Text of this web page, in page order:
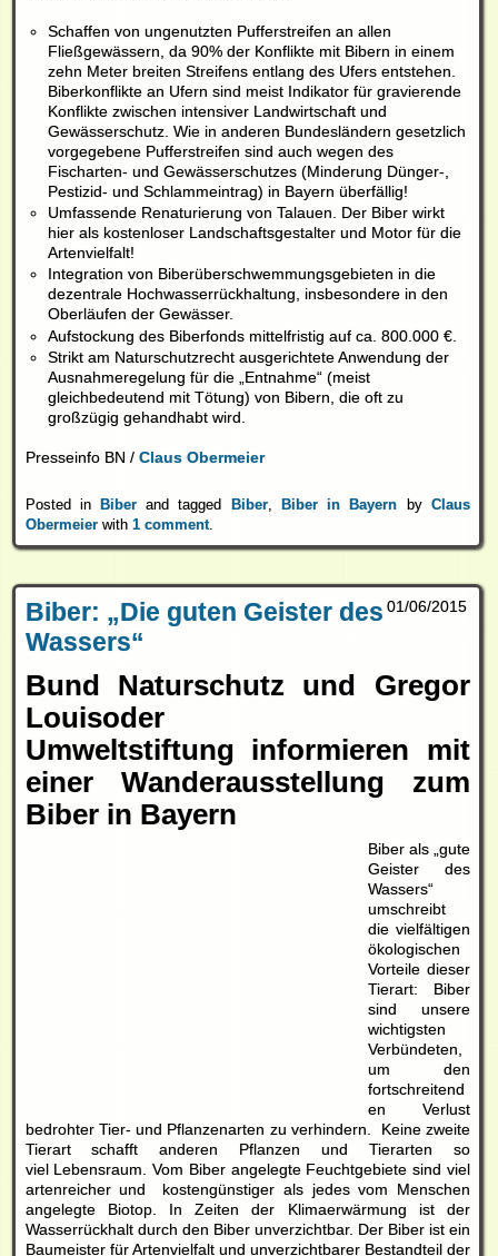
Schaffen von ungenutzten Pufferstreifen an allen
Fließgewässern, da 90% der Konflikte mit Bibern in einem
zehn Meter breiten Streifens entlang des Ufers entstehen.
Biberkonflikte an Ufern sind meist Indikator für gravierende
Konflikte zwischen intensiver Landwirtschaft und
Gewässerschutz. Wie in anderen Bundesländern gesetzlich
vorgegebene Pufferstreifen sind auch wegen des
Fischarten- und Gewässerschutzes (Minderung Dünger-,
Pestizid- und Schlammeintrag) in Bayern überfällig!
Umfassende Renaturierung von Talauen. Der Biber wirkt
hier als kostenloser Landschaftsgestalter und Motor für die
Artenvielfalt!
Integration von Biberüberschwemmungsgebieten in die
dezentrale Hochwasserrückhaltung, insbesondere in den
Oberläufen der Gewässer.
Aufstockung des Biberfonds mittelfristig auf ca. 800.000 €.
Strikt am Naturschutzrecht ausgerichtete Anwendung der
Ausnahmeregelung für die „Entnahme“ (meist
gleichbedeutend mit Tötung) von Bibern, die oft zu
großzügig gehandhabt wird.
Presseinfo BN / Claus Obermeier
Posted in Biber and tagged Biber, Biber in Bayern by Claus
Obermeierwith 1 comment.
01/06/2015
Biber: „Die guten Geister des
Wassers“
Bund Naturschutz und Gregor
Louisoder
Umweltstiftung informieren mit
einer Wanderausstellung zum
Biber in Bayern
Biber als „gute
Geister des
Wassers“
umschreibt
die vielfältigen
ökologischen
Vorteile dieser
Tierart: Biber
sind unsere
wichtigsten
Verbündeten,
um den
fortschreitend
en Verlust
bedrohter Tier- und Pflanzenarten zu verhindern. Keine zweite
Tierart schafft anderen Pflanzen und Tierarten so
viel Lebensraum. Vom Biber angelegte Feuchtgebiete sind viel
artenreicher und kostengünstiger als jedes vom Menschen
angelegte Biotop. In Zeiten der Klimaerwärmung ist der
Wasserrückhalt durch den Biber unverzichtbar. Der Biber ist ein
Baumeister für Artenvielfalt und unverzichtbarer Bestandteil der